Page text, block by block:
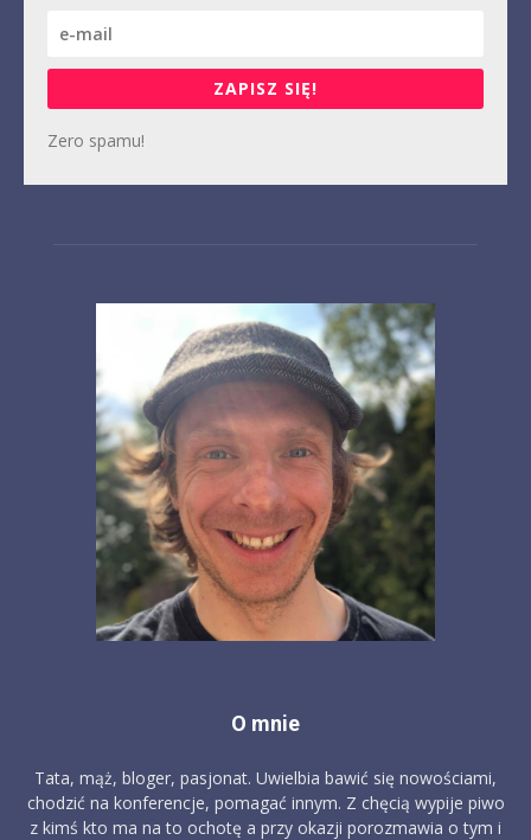
ZAPISZ SIĘ!
Zero spamu!
O mnie
Tata, mąż, bloger, pasjonat. Uwielbia bawić się nowościami,
chodzić na konferencje, pomagać innym. Z chęcią wypije piwo
z kimś kto ma na to ochotę a przy okazji porozmawia o tym i